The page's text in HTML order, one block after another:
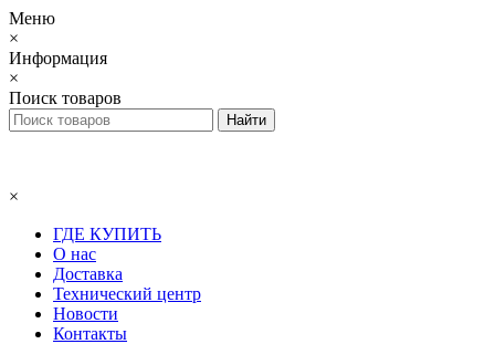
Меню
×
Информация
×
Поиск товаров
×
ГДЕ КУПИТЬ
О нас
Доставка
Технический центр
Новости
Контакты